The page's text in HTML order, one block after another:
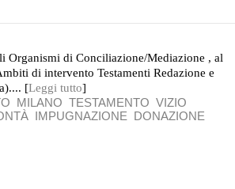
Organismi di Conciliazione/Mediazione , al
di intervento Testamenti Redazione e
[Leggi tutto]
MILANO TESTAMENTO VIZIO
IMPUGNAZIONE DONAZIONE